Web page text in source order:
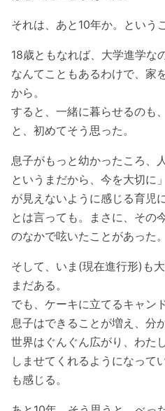
それは、あと10年か。という
18歳ともなれば、大学進学な
なんてこともあるわけで、家
から。
すると、一緒に暮らせるのも
と、初めてそう思った。
息子がもっと幼かったころ、
というまだから、今を大切に
が見えないように感じる育児
とは言っても。まさに、その
のなかで呟いたことがあった。
そして、いま(現在進行形)も
まだある。
でも、ケーキに立てるキャン
息子はできることが増え、分
世界はぐんぐん広がり、わた
しませてくれるようになって
も感じる。